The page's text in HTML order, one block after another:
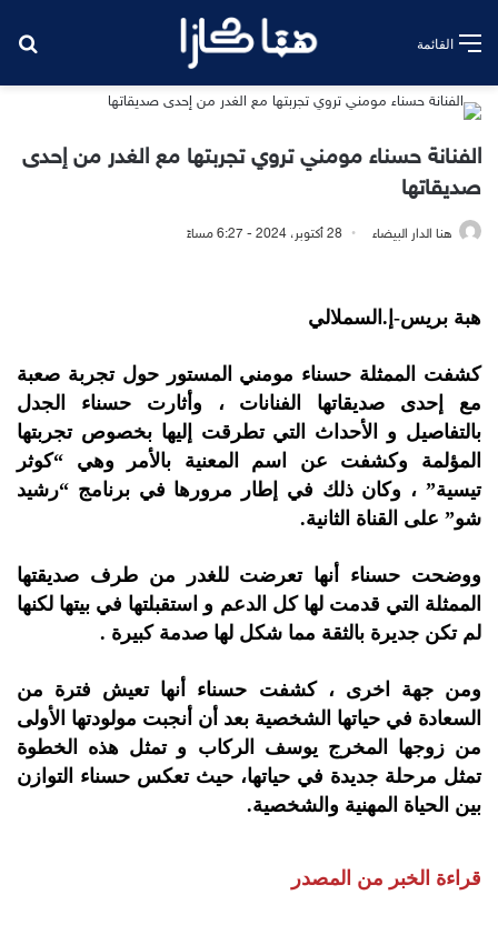
القائمة
الفنانة حسناء مومني تروي تجربتها مع الغدر من إحدى
صديقاتها
هنا الدار البيضاء 28 أكتوبر، 2024 - 6:27 مساءً
هبة بريس-إ.السملالي
كشفت الممثلة حسناء مومني المستور حول تجربة صعبة
مع إحدى صديقاتها الفنانات ، وأثارت حسناء الجدل
بالتفاصيل و الأحداث التي تطرقت إليها بخصوص تجربتها
المؤلمة وكشفت عن اسم المعنية بالأمر وهي “كوثر
تيسية” ، وكان ذلك في إطار مرورها في برنامج “رشيد
شو” على القناة الثانية.
ووضحت حسناء أنها تعرضت للغدر من طرف صديقتها
الممثلة التي قدمت لها كل الدعم و استقبلتها في بيتها لكنها
لم تكن جديرة بالثقة مما شكل لها صدمة كبيرة .
ومن جهة اخرى ، كشفت حسناء أنها تعيش فترة من
السعادة في حياتها الشخصية بعد أن أنجبت مولودتها الأولى
من زوجها المخرج يوسف الركاب و تمثل هذه الخطوة
تمثل مرحلة جديدة في حياتها، حيث تعكس حسناء التوازن
بين الحياة المهنية والشخصية.
قراءة الخبر من المصدر